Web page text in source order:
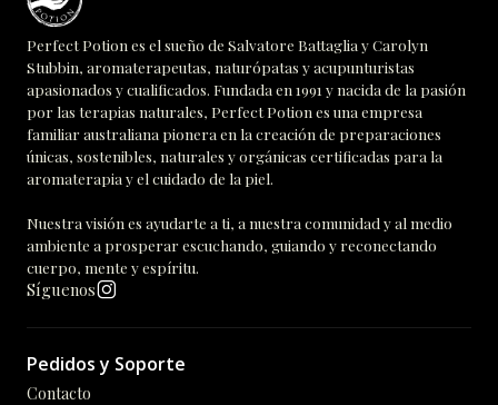
Perfect Potion es el sueño de Salvatore Battaglia y Carolyn
Stubbin, aromaterapeutas, naturópatas y acupunturistas
apasionados y cualificados. Fundada en 1991 y nacida de la pasión
por las terapias naturales, Perfect Potion es una empresa
familiar australiana pionera en la creación de preparaciones
únicas, sostenibles, naturales y orgánicas certificadas para la
aromaterapia y el cuidado de la piel.
Nuestra visión es ayudarte a ti, a nuestra comunidad y al medio
ambiente a prosperar escuchando, guiando y reconectando
cuerpo, mente y espíritu.
Síguenos
Pedidos y Soporte
Contacto